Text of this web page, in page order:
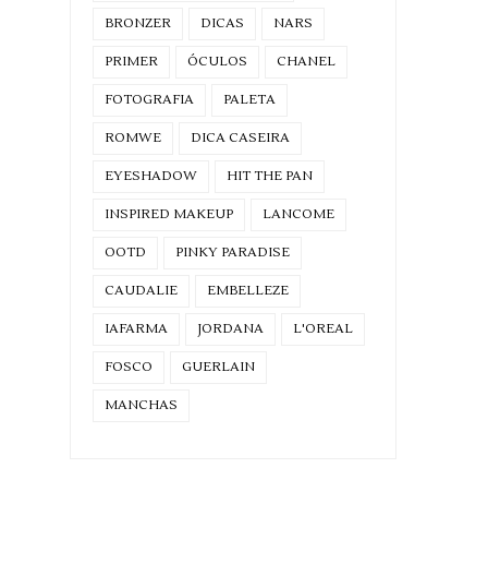
BRONZER DICAS NARS
PRIMER ÓCULOS CHANEL
FOTOGRAFIA PALETA
ROMWE DICA CASEIRA
EYESHADOW HIT THE PAN
INSPIRED MAKEUP LANCOME
OOTD PINKY PARADISE
CAUDALIE EMBELLEZE
IAFARMA JORDANA L'OREAL
FOSCO GUERLAIN
MANCHAS